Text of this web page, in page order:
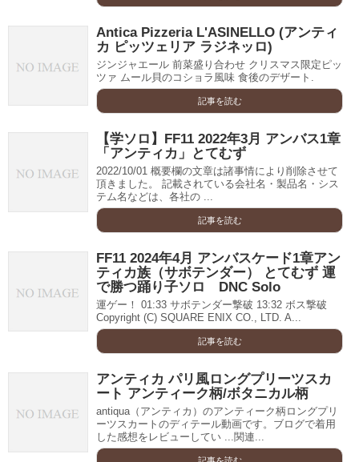
Antica Pizzeria L'ASINELLO (アンティ
カ ピッツェリア ラジネッロ)
ジンジャエール 前菜盛り合わせ クリスマス限定ピッ
ツァ ムール貝のコショラ風味 食後のデザート.
記事を読む
【学ソロ】FF11 2022年3月 アンバス1章
「アンティカ」とてむず
2022/10/01 概要欄の文章は諸事情により削除させて
頂きました。 記載されている会社名・製品名・シス
テム名などは、各社の ...
記事を読む
FF11 2024年4月 アンバスケード1章アン
ティカ族（サボテンダー） とてむず 運
で勝つ踊り子ソロ DNC Solo
運ゲー！ 01:33 サボテンダー撃破 13:32 ボス撃破
Copyright (C) SQUARE ENIX CO., LTD. A...
記事を読む
アンティカ パリ風ロングプリーツスカ
ート アンティーク柄/ボタニカル柄
antiqua（アンティカ）のアンティーク柄ロングプリ
ーツスカートのディテール動画です。ブログで着用
した感想をレビューしてい ...関連...